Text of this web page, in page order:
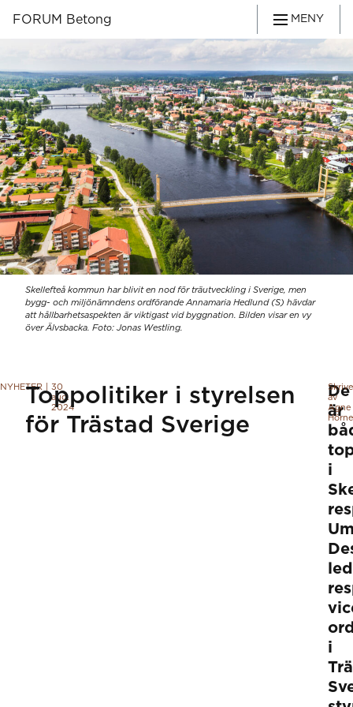
FORUM Betong MENY
Skellefteå kommun har blivit en nod för träutveckling i Sverige, men
bygg- och miljönämndens ordförande Annamaria Hedlund (S) hävdar
att hållbarhetsaspekten är viktigast vid byggnation. Bilden visar en vy
över Älvsbacka. Foto: Jonas Westling.
NYHETER
30
aug.
2024
Toppolitiker i styrelsen
för Trästad Sverige
De
är
i
i
av
Agne